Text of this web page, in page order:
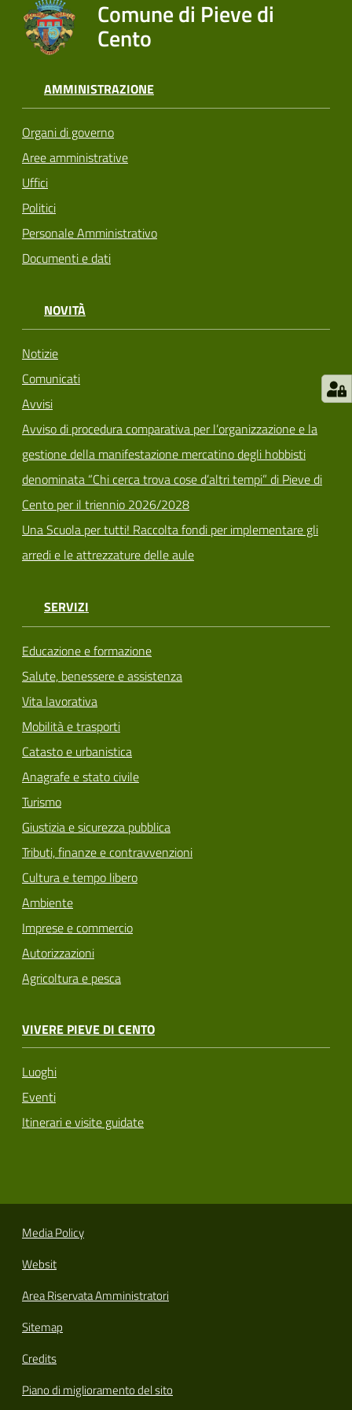
Comune di Pieve di
Cento
AMMINISTRAZIONE
Organi di governo
Aree amministrative
Uffici
Politici
Personale Amministrativo
Documenti e dati
NOVITÀ
Notizie
Comunicati
Avvisi
Avviso di procedura comparativa per l’organizzazione e la
gestione della manifestazione mercatino degli hobbisti
denominata “Chi cerca trova cose d’altri tempi” di Pieve di
Cento per il triennio 2026/2028
Una Scuola per tutti! Raccolta fondi per implementare gli
arredi e le attrezzature delle aule
SERVIZI
Educazione e formazione
Salute, benessere e assistenza
Vita lavorativa
Mobilità e trasporti
Catasto e urbanistica
Anagrafe e stato civile
Turismo
Giustizia e sicurezza pubblica
Tributi, finanze e contravvenzioni
Cultura e tempo libero
Ambiente
Imprese e commercio
Autorizzazioni
Agricoltura e pesca
VIVERE PIEVE DI CENTO
Luoghi
Eventi
Itinerari e visite guidate
Media Policy
Websit
Area Riservata Amministratori
Sitemap
Credits
Piano di miglioramento del sito